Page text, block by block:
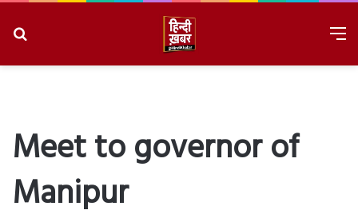
Meet to governor of
Manipur